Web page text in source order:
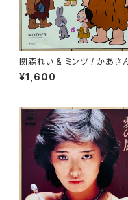
関森れい & ミンツ / かあさ
(マザー)
¥1,600